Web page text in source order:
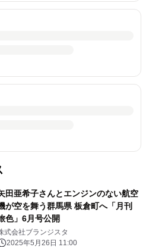
田亜希子さんとエンジンのない航空
が空を舞う群馬県 板倉町へ「月刊
色」6月号公開
式会社ブランジスタ
2025年5月26日 11:00